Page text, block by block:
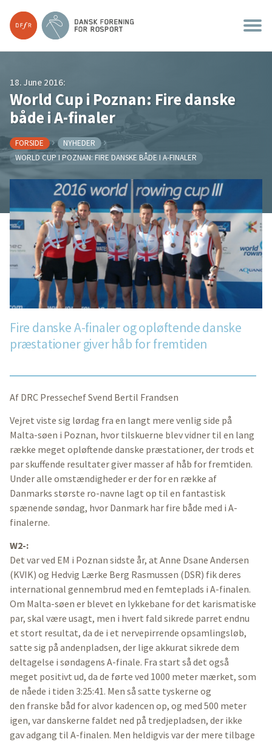
18. June 2016:
World Cup i Poznan: Fire danske
både i A-finaler
FORSIDE
NYHEDER
WORLD CUP I POZNAN: FIRE DANSKE BÅDE I A-FINALER
Fire danske A-finaler og opløftende danske
præstationer giver håb for fremtiden
Af DRC Pressechef Svend Bertil Frandsen
Vejret viste sig lørdag fra en langt mere venlig side på
Malta-søen i Poznan, hvor tilskuerne blev vidner til en lang
række meget opløftende danske præstationer, der trods et
par skuffende resultater giver masser af håb for fremtiden.
Under alle omstændigheder er der for en række af
Danmarks største ro-navne lagt op til en fantastisk
spænende søndag, hvor Danmark har fire både med i A-
finalerne.
W2-:
Det var ved EM i Poznan sidste år, at Anne Dsane Andersen
(KVIK) og Hedvig Lærke Berg Rasmussen (DSR) fik deres
international gennembrud med en femteplads i A-finalen.
Om Malta-søen er blevet en lykkebane for det karismatiske
par, skal være usagt, men i hvert fald sikrede parret endnu
et stort resultat, da de i et nervepirrende opsamlingsløb,
satte sig på andenpladsen, der lige akkurat sikrede dem
deltagelse i søndagens A-finale. Fra start så det også
meget positivt ud, da de førte ved 1000 meter mærket, som
de nåede i tiden 3:25:41. Men så satte tyskerne og
den franske båd for alvor kadencen op, og med 500 meter
igen, var danskerne faldet ned på tredjepladsen, der ikke
gav adgang til A-finalen. Men heldigvis var der mere tilbage